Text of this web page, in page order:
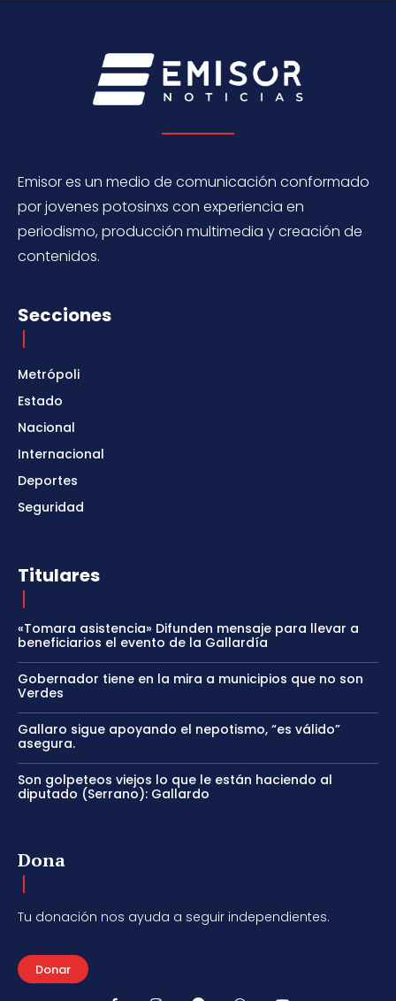
Emisor es un medio de comunicación conformado
por jovenes potosinxs con experiencia en
periodismo, producción multimedia y creación de
contenidos.
Secciones
Metrópoli
Estado
Nacional
Internacional
Deportes
Seguridad
Titulares
«Tomara asistencia» Difunden mensaje para llevar a
beneficiarios el evento de la Gallardía
Gobernador tiene en la mira a municipios que no son
Verdes
Gallaro sigue apoyando el nepotismo, “es válido”
asegura.
Son golpeteos viejos lo que le están haciendo al
diputado (Serrano): Gallardo
Dona
Tu donación nos ayuda a seguir independientes.
Donar